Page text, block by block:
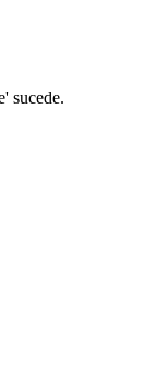
sucede.